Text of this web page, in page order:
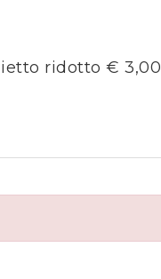
ridotto € 3,00